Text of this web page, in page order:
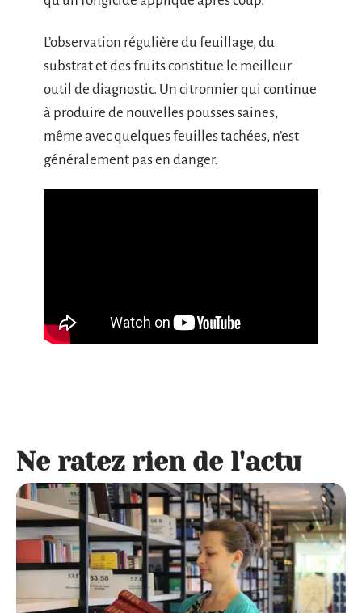
L’observation régulière du feuillage, du
substrat et des fruits constitue le meilleur
outil de diagnostic. Un citronnier qui continue
à produire de nouvelles pousses saines,
même avec quelques feuilles tachées, n’est
généralement pas en danger.
Ne ratez rien de l'actu